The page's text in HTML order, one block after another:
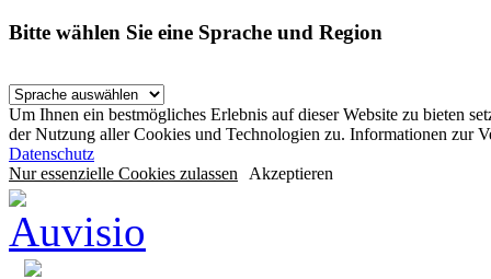
Bitte wählen Sie eine Sprache und Region
Um Ihnen ein bestmögliches Erlebnis auf dieser Website zu bieten
der Nutzung aller Cookies und Technologien zu. Informationen zur
Datenschutz
Nur essenzielle Cookies zulassen Akzeptieren